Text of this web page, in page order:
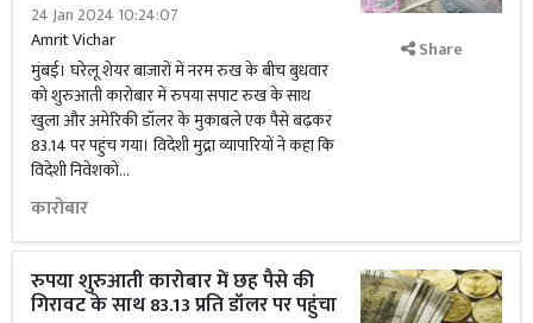
24 Jan 2024 10:24:07
Amrit Vichar
मुंबई। घरेलू शेयर बाजारों में नरम रुख के बीच बुधवार
को शुरुआती कारोबार में रुपया सपाट रुख के साथ
खुला और अमेरिकी डॉलर के मुकाबले एक पैसे बढ़कर
83.14 पर पहुंच गया। विदेशी मुद्रा व्यापारियों ने कहा कि
विदेशी निवेशकों...
कारोबार
Share
रुपया शुरुआती कारोबार में छह पैसे की
गिरावट के साथ 83.13 प्रति डॉलर पर पहुंचा